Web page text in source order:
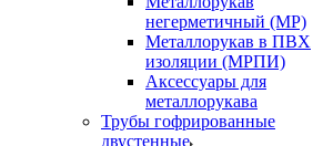
негерметичный (МР)
Металлорукав в ПВХ
изоляции (МРПИ)
Аксессуары для
металлорукава
Трубы гофрированные
двустенные